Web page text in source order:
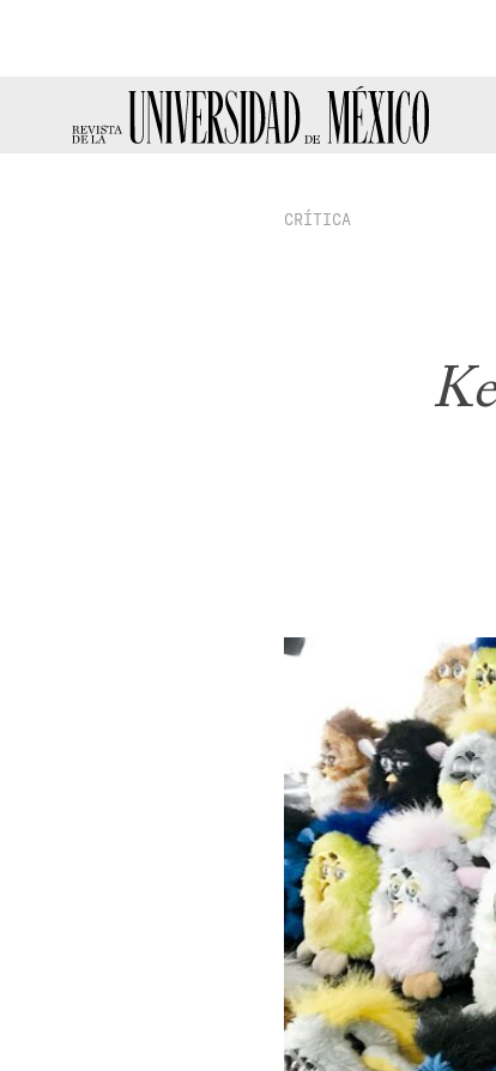
CRÍTICA